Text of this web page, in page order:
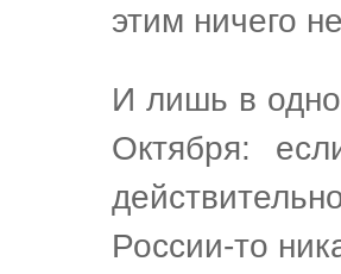
этим ничего
И лишь в
Октября:
России-то